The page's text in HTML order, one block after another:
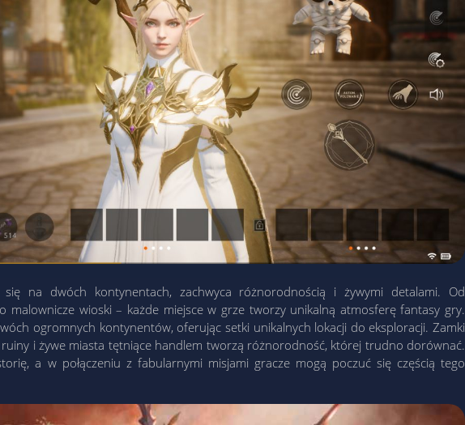
się na dwóch kontynentach, zachwyca różnorodnością i żywymi detalami. Od
malownicze wioski – każde miejsce w grze tworzy unikalną atmosferę fantasy gry.
ogromnych kontynentów, oferując setki unikalnych lokacji do eksploracji. Zamki
i żywe miasta tętniące handlem tworzą różnorodność, której trudno dorównać.
a w połączeniu z fabularnymi misjami gracze mogą poczuć się częścią tego